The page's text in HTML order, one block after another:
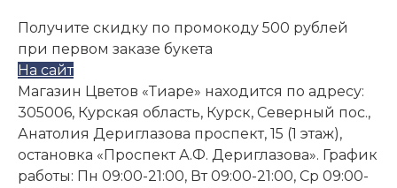
Получите скидку по промокоду 500 рублей
при первом заказе букета
На сайт
Магазин Цветов «Тиаре» находится по адресу:
305006, Курская область, Курск, Северный пос.,
Анатолия Дериглазова проспект, 15 (1 этаж),
остановка «Проспект А.Ф. Дериглазова». График
работы: Пн 09:00-21:00, Вт 09:00-21:00, Ср 09:00-